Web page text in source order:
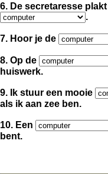
6. De secretaresse
.
7. Hoor je de
8. Op de
huiswerk.
9. Ik stuur een mooie
als ik aan zee ben.
10. Een
bent.